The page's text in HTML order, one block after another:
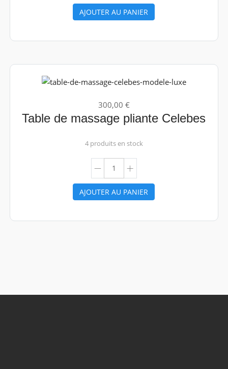
AJOUTER AU PANIER
300,00 €
Table de massage pliante Celebes
4 produits en stock
AJOUTER AU PANIER